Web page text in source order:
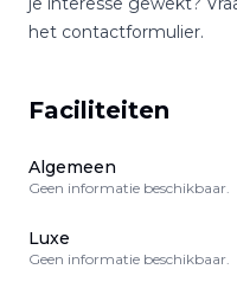
het contactformulier.
Faciliteiten
Algemeen
Geen informatie beschikbaar.
Luxe
Geen informatie beschikbaar.